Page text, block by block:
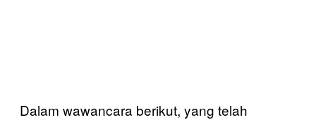
Dalam wawancara berikut, yang telah